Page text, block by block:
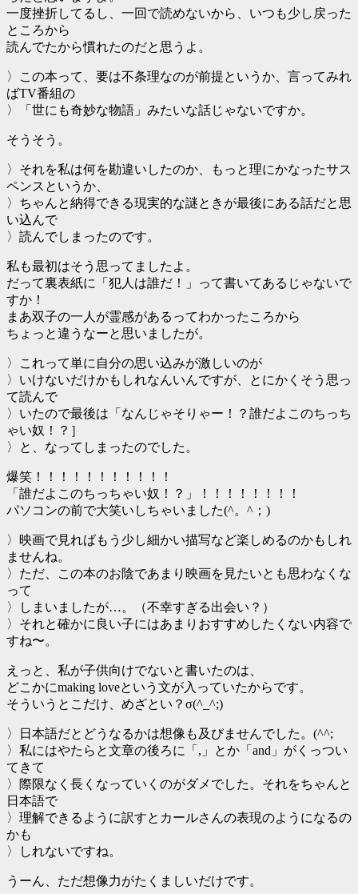
一度挫折してるし、一回で読めないから、いつも少し戻った
ところから
読んでたから慣れたのだと思うよ。
〉この本って、要は不条理なのが前提というか、言ってみれ
ばTV番組の
〉「世にも奇妙な物語」みたいな話じゃないですか。
そうそう。
〉それを私は何を勘違いしたのか、もっと理にかなったサス
ペンスというか、
〉ちゃんと納得できる現実的な謎ときが最後にある話だと思
い込んで
〉読んでしまったのです。
私も最初はそう思ってましたよ。
だって裏表紙に「犯人は誰だ！」って書いてあるじゃないで
すか！
まあ双子の一人が霊感があるってわかったころから
ちょっと違うなーと思いましたが。
〉これって単に自分の思い込みが激しいのが
〉いけないだけかもしれなんいんですが、とにかくそう思っ
て読んで
〉いたので最後は「なんじゃそりゃー！？誰だよこのちっち
ゃい奴！？］
〉と、なってしまったのでした。
爆笑！！！！！！！！！！！
「誰だよこのちっちゃい奴！？」！！！！！！！！
パソコンの前で大笑いしちゃいました(^。^；)
〉映画で見ればもう少し細かい描写など楽しめるのかもしれ
ませんね。
〉ただ、この本のお陰であまり映画を見たいとも思わなくな
って
〉しまいましたが…。（不幸すぎる出会い？）
〉それと確かに良い子にはあまりおすすめしたくない内容で
すね〜。
えっと、私が子供向けでないと書いたのは、
どこかにmaking loveという文が入っていたからです。
そういうとこだけ、めざとい？σ(^_^;)
〉日本語だとどうなるかは想像も及びませんでした。(^^;
〉私にはやたらと文章の後ろに「,」とか「and」がくっつい
てきて
〉際限なく長くなっていくのがダメでした。それをちゃんと
日本語で
〉理解できるように訳すとカールさんの表現のようになるの
かも
〉しれないですね。
うーん、ただ想像力がたくましいだけです。